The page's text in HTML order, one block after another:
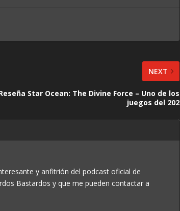
NEXT
Star Ocean: The Divine Force – Uno de los
juegos del 202
y anfitrión del podcast oficial de
Bastardos y que me pueden contactar a